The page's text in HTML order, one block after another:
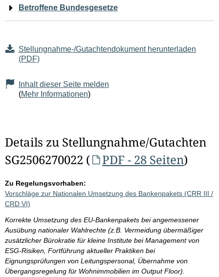
Betroffene Bundesgesetze
Stellungnahme-/Gutachtendokument herunterladen
(PDF)
Inhalt dieser Seite melden
(Mehr Informationen)
Details zu Stellungnahme/Gutachten
SG2506270022 (
PDF - 28 Seiten)
Zu Regelungsvorhaben:
Vorschläge zur Nationalen Umsetzung des Bankenpakets (CRR III /
CRD VI)
Korrekte Umsetzung des EU-Bankenpakets bei angemessener
Ausübung nationaler Wahlrechte (z.B. Vermeidung übermäßiger
zusätzlicher Bürokratie für kleine Institute bei Management von
ESG-Risiken, Fortführung aktueller Praktiken bei
Eignungsprüfungen von Leitungspersonal, Übernahme von
Übergangsregelung für Wohnimmobilien im Output Floor).